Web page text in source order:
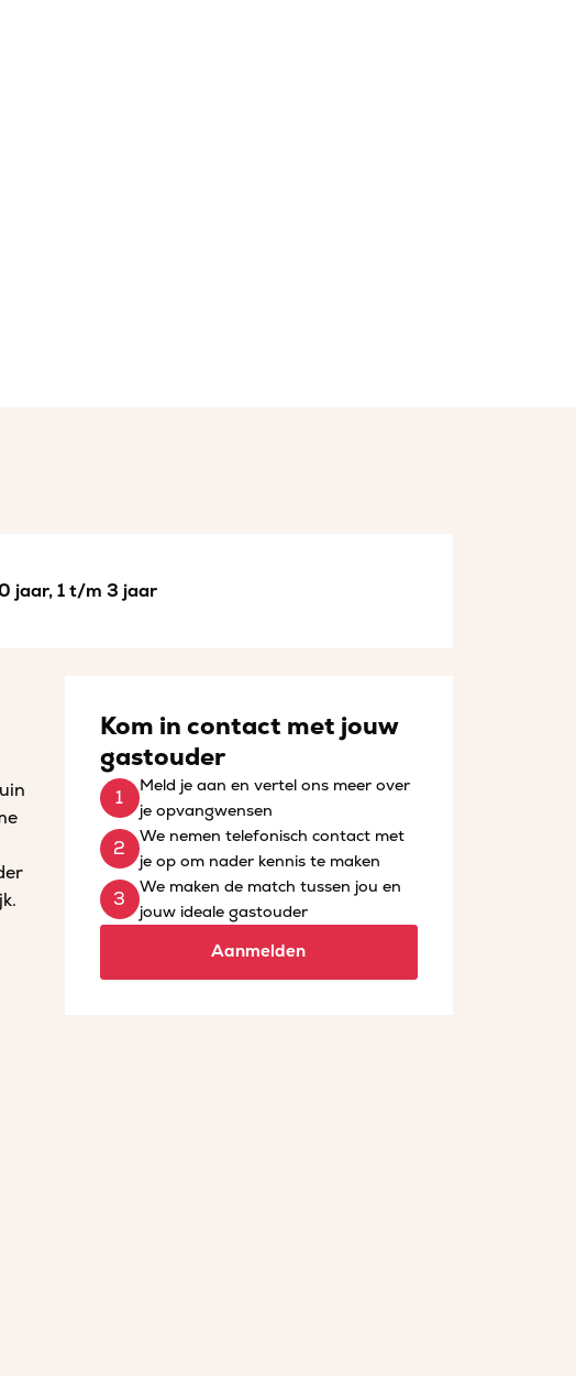
jaar, 1 t/m 3 jaar
Kom in contact met jouw
gastouder
Meld je aan en vertel ons meer over
je opvangwensen
We nemen telefonisch contact met
je op om nader kennis te maken
We maken de match tussen jou en
jouw ideale gastouder
Aanmelden